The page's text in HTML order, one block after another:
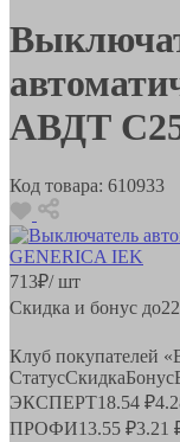
АВДТ
Код товара: 610933
713₽/ шт
Скидка и бонус до
Клуб покупателей
СтатусСкидкаБонус
ЭКСПЕРТ18.54 ₽
ПРОФИ13.55 ₽3.21